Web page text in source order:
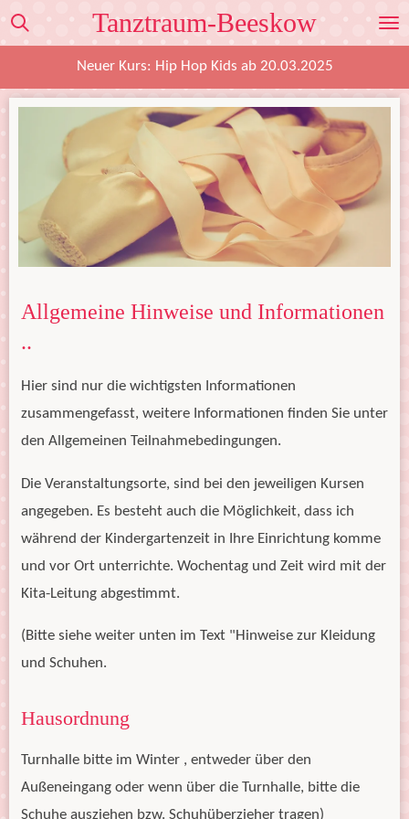
Zum
Hauptinhalt
Tanztraum-Beeskow
Neuer Kurs: Hip Hop Kids ab 20.03.2025
Allgemeine Hinweise und Informationen
..
Hier sind nur die wichtigsten Informationen
zusammengefasst, weitere Informationen finden Sie unter
den Allgemeinen Teilnahmebedingungen.
Die Veranstaltungsorte, sind bei den jeweiligen Kursen
angegeben. Es besteht auch die Möglichkeit, dass ich
während der Kindergartenzeit in Ihre Einrichtung komme
und vor Ort unterrichte. Wochentag und Zeit wird mit der
Kita-Leitung abgestimmt.
(Bitte siehe weiter unten im Text "Hinweise zur Kleidung
und Schuhen.
Hausordnung
Turnhalle bitte im Winter , entweder über den
Außeneingang oder wenn über die Turnhalle, bitte die
Schuhe ausziehen bzw. Schuhüberzieher tragen)